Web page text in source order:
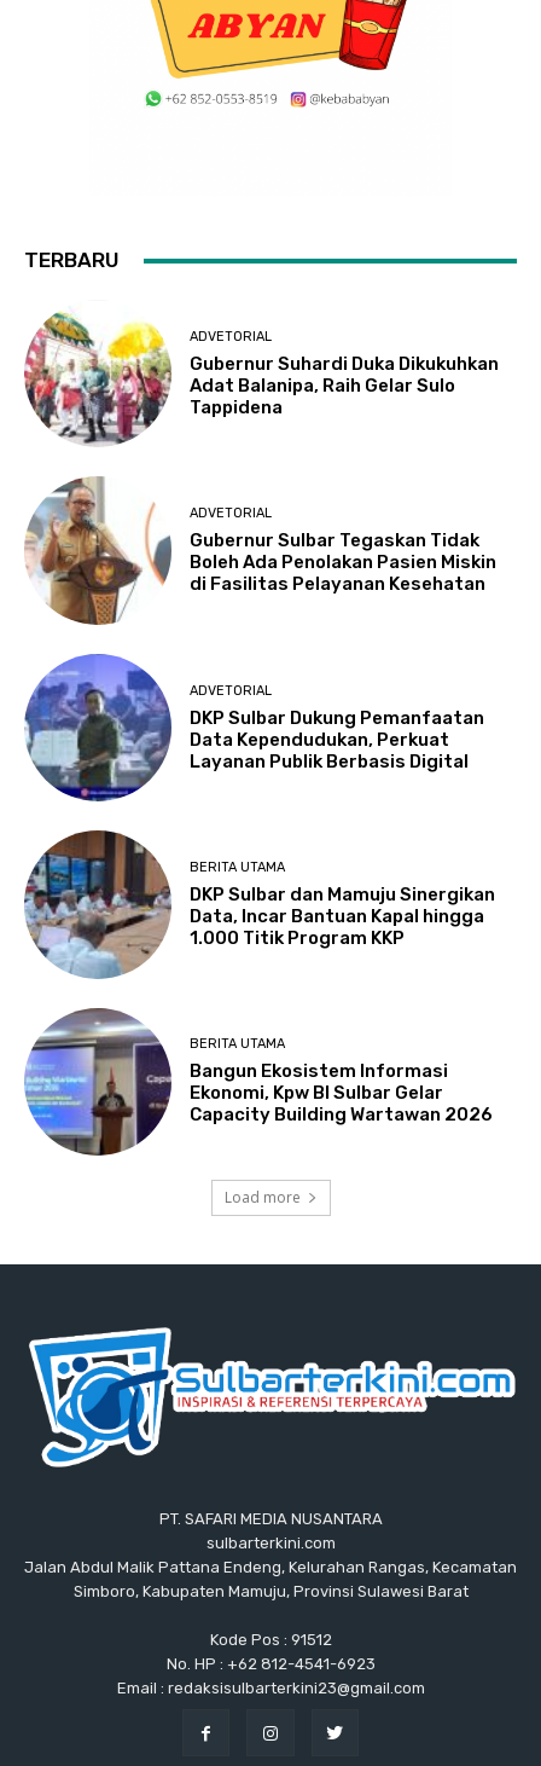
TERBARU
ADVETORIAL
Gubernur Suhardi Duka Dikukuhkan
Adat Balanipa, Raih Gelar Sulo
Tappidena
ADVETORIAL
Gubernur Sulbar Tegaskan Tidak
Boleh Ada Penolakan Pasien Miskin
di Fasilitas Pelayanan Kesehatan
ADVETORIAL
DKP Sulbar Dukung Pemanfaatan
Data Kependudukan, Perkuat
Layanan Publik Berbasis Digital
BERITA UTAMA
DKP Sulbar dan Mamuju Sinergikan
Data, Incar Bantuan Kapal hingga
1.000 Titik Program KKP
BERITA UTAMA
Bangun Ekosistem Informasi
Ekonomi, Kpw BI Sulbar Gelar
Capacity Building Wartawan 2026
Load more
PT. SAFARI MEDIA NUSANTARA
sulbarterkini.com
Jalan Abdul Malik Pattana Endeng, Kelurahan Rangas, Kecamatan
Simboro, Kabupaten Mamuju, Provinsi Sulawesi Barat
Kode Pos : 91512
No. HP : +62 812-4541-6923
Email : redaksisulbarterkini23@gmail.com